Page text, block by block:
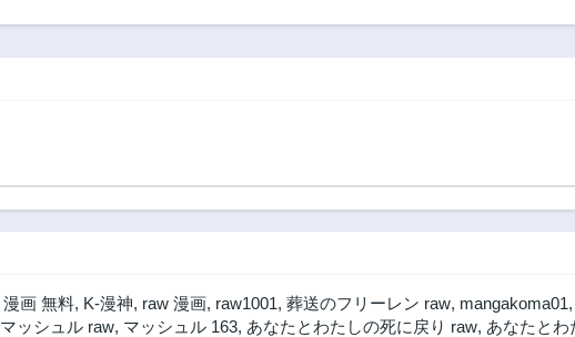
霊さんたちの植物
ーガよりも強くな
漫画 無料, K-漫神, raw 漫画, raw1001, 葬送のフリーレン raw, mangakoma01,
マッシュル raw, マッシュル 163, あなたとわたしの死に戻り raw, あなたとわ